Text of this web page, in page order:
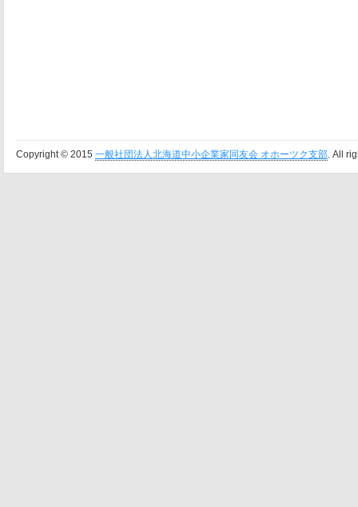
Copyright © 2015 一般社団法人北海道中小企業家同友会 オホーツク支部. All